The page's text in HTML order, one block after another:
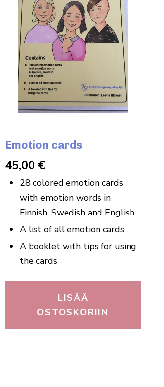
Emotion cards
45,00 €
28 colored emotion cards
with emotion words in
Finnish, Swedish and English
A list of all emotion cards
A booklet with tips for using
the cards
LISÄÄ
OSTOSKORIIN